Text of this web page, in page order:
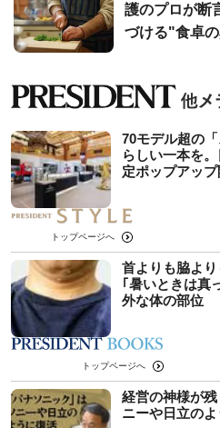
護のプロが断
づける"食卓
70モデル超の
らしい一本を
定ポップアッ
トップページへ
首よりも脇よ
｢暑いときは真
外な体の部位
トップページへ
経営の神様が
ニーや日立の